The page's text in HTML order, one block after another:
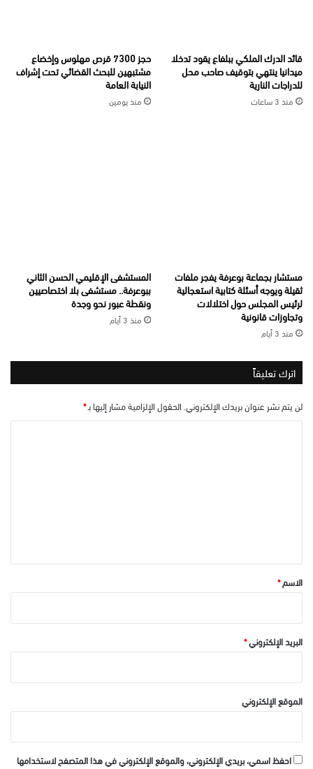
قائد الدرك الملكي ببلفاع يقود تدخلا
ميدانيا ينتهي بتوقيف صاحب محل
للدراجات النارية
منذ 3 ساعات
حجز 7300 قرص مهلوس وإخضاع
مشتبهين للبحث القضائي تحت إشراف
النيابة العامة
منذ يومين
مستشار بجماعة بوعرفة يفجر ملفات
ثقيلة ويوجه أسئلة كتابية استعجالية
لرئيس المجلس حول اختلالات
وتجاوزات قانونية
منذ 3 أيام
المستشفى الإقليمي الحسن الثاني
ببوعرفة.. مستشفى بلا اختصاصيين
ونقطة عبور نحو وجدة
منذ 3 أيام
اترك تعليقاً
لن يتم نشر عنوان بريدك الإلكتروني. الحقول الإلزامية مشار إليها بـ*
*الاسم*
البريد الإلكتروني*
الموقع الإلكتروني
احفظ اسمي، بريدي الإلكتروني، والموقع الإلكتروني في هذا المتصفح لاستخدامها